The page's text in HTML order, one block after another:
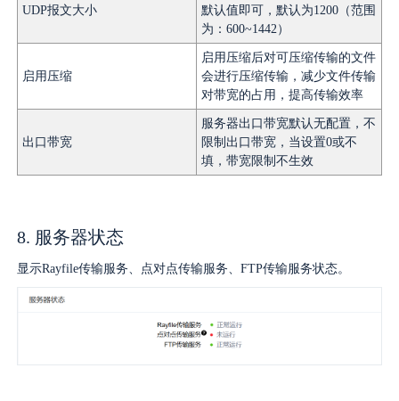
UDP报文大小
默认值即可，默认为1200（范围
为：600~1442）
启用压缩
启用压缩后对可压缩传输的文件
会进行压缩传输，减少文件传输
对带宽的占用，提高传输效率
出口带宽
服务器出口带宽默认无配置，不
限制出口带宽，当设置0或不
填，带宽限制不生效
8. 服务器状态
显示Rayfile传输服务、点对点传输服务、FTP传输服务状态。